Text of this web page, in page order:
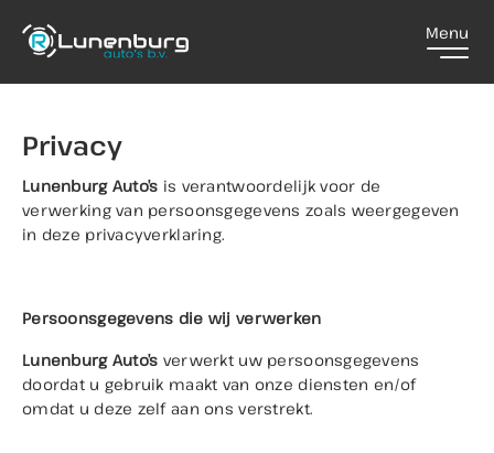
Menu
Home
Aanbod
Over ons
Contact
Privacy
Lunenburg Auto’s is verantwoordelijk voor de
verwerking van persoonsgegevens zoals weergegeven
in deze privacyverklaring.
Persoonsgegevens die wij verwerken
Lunenburg Auto’s verwerkt uw persoonsgegevens
doordat u gebruik maakt van onze diensten en/of
omdat u deze zelf aan ons verstrekt.